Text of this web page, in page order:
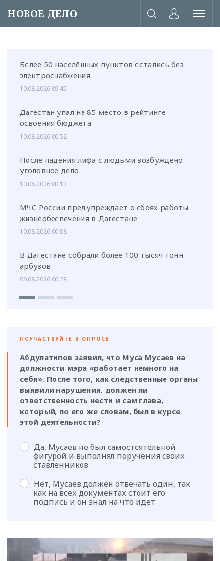
НОВОЕ ДЕЛО
Более 50 населённых пунктов остались без
электроснабжения
10.08.2026 09:45
Дагестан упал на 85 место в рейтинге
освоения бюджета
10.08.2026 00:52
После падения лифа с людьми возбуждено
уголовное дело
10.08.2026 00:13
МЧС России предупреждает о сбоях работы
жизнеобеспечения в Дагестане
10.08.2026 00:08
В Дагестане собрали более 100 тысяч тонн
арбузов
09.08.2026 00:23
ПОУЧАСТВУЙТЕ В ОПРОСЕ
Абдулатипов заявил, что Муса Мусаев на
должности мэра «работает немного на
себя». После того, как следственные органы
выявили нарушения, должен ли
ответственность нести и сам глава,
который, по его же словам, был в курсе
этой деятельности?
Да, Мусаев не был самостоятельной
фигурой и выполнял поручения своих
ставленников
Нет, Мусаев должен отвечать один, так
как на всех документах стоит его
подпись и он знал на что идет